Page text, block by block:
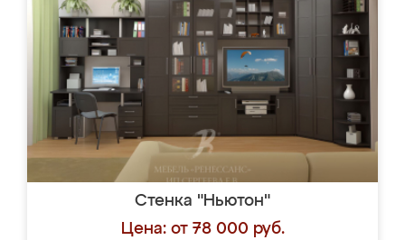
Стенка "Ньютон"
Цена: от 78 000 руб.